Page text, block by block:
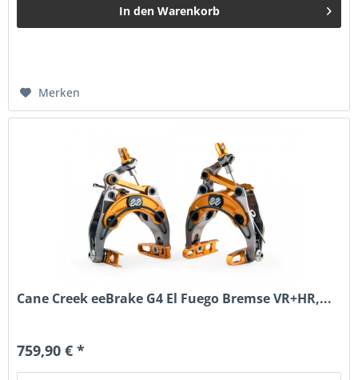
In den Warenkorb
Merken
Cane Creek eeBrake G4 El Fuego Bremse VR+HR,...
759,90 € *